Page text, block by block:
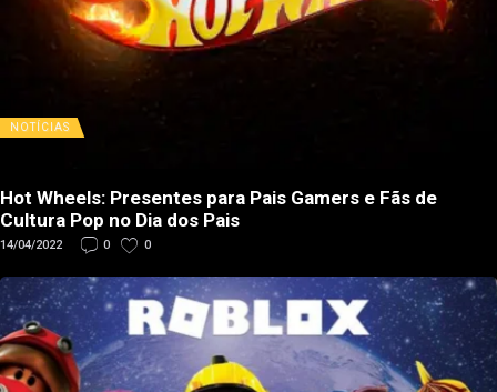
NOTÍCIAS
Hot Wheels: Presentes para Pais Gamers e Fãs de
Cultura Pop no Dia dos Pais
14/04/2022 0 0